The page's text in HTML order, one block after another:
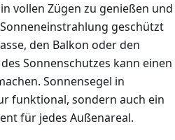
vollen Zügen zu genießen und
geschützt
den Balkon oder den
Sonnenschutzes kann einen
Sonnensegel in
funktional, sondern auch ein
für jedes Außenareal.